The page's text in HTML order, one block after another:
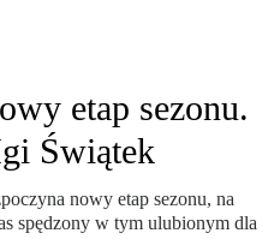
etap sezonu.
Świątek
nowy etap sezonu, na
spędzony w tym ulubionym dla